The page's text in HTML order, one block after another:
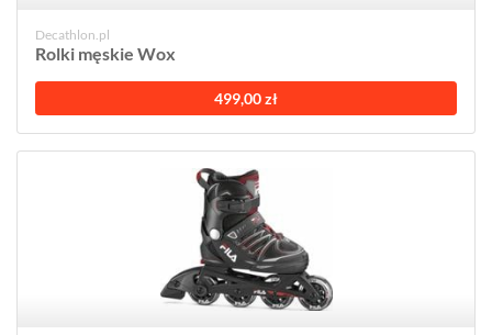
Decathlon.pl
Rolki męskie Wox
499,00 zł